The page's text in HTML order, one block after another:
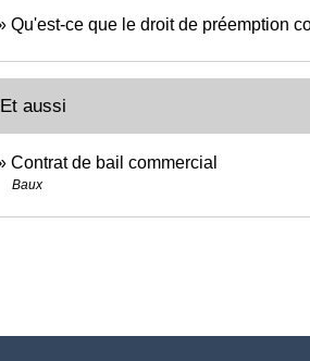
Qu'est-ce que le droit de préemption
Et aussi
Contrat de bail commercial
Baux